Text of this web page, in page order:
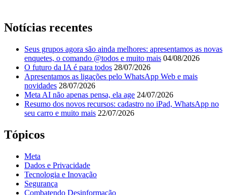
Notícias recentes
Seus grupos agora são ainda melhores: apresentamos as novas
enquetes, o comando @todos e muito mais 04/08/2026
O futuro da IA é para todos 28/07/2026
Apresentamos as ligações pelo WhatsApp Web e mais
novidades 28/07/2026
Meta AI não apenas pensa, ela age 24/07/2026
Resumo dos novos recursos: cadastro no iPad, WhatsApp no
seu carro e muito mais 22/07/2026
Tópicos
Meta
Dados e Privacidade
Tecnologia e Inovação
Segurança
Combatendo Desinformação